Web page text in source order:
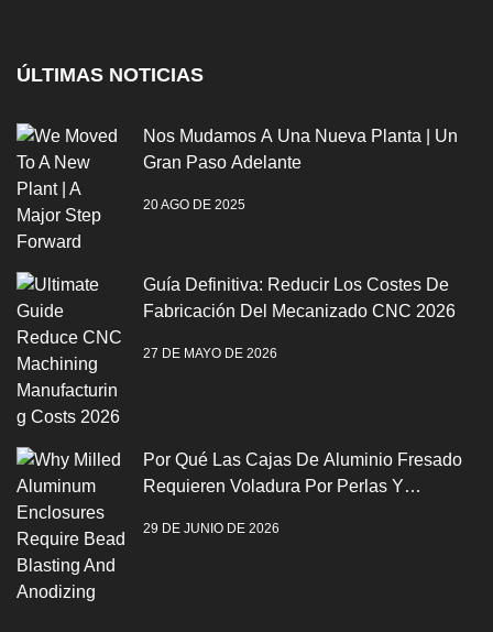
ÚLTIMAS NOTICIAS
Nos Mudamos A Una Nueva Planta | Un
Gran Paso Adelante
20 AGO DE 2025
Guía Definitiva: Reducir Los Costes De
Fabricación Del Mecanizado CNC 2026
27 DE MAYO DE 2026
Por Qué Las Cajas De Aluminio Fresado
Requieren Voladura Por Perlas Y
29 DE JUNIO DE 2026